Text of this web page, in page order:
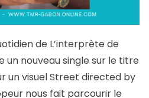
de L’interprète de
un nouveau single sur le titre
un visuel Street directed by
nous fait parcourir le